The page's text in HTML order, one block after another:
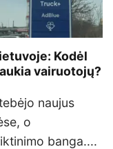
Kodėl
vairuotojų?
naujus
o
banga....